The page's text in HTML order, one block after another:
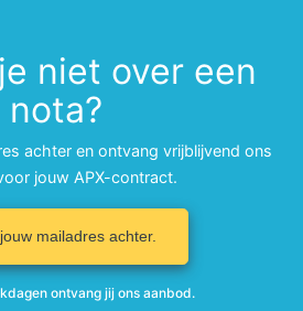
niet over een
nota?
achter en ontvang vrijblijvend ons
jouw APX-contract.
mailadres achter.
ontvang jij ons aanbod.